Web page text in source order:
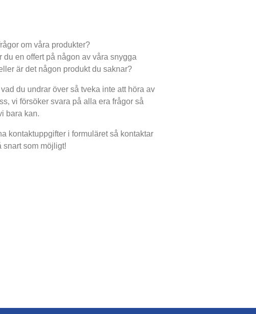
om våra produkter?
du en offert på någon av våra snygga
är det någon produkt du saknar?
du undrar över så tveka inte att höra av
vi försöker svara på alla era frågor så
bara kan.
kontaktuppgifter i formuläret så kontaktar
snart som möjligt!